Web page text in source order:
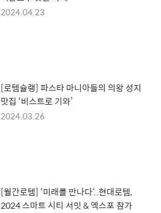
2024.04.23
[로템슐랭] 파스타 마니아들의 의왕 성지
맛집 ‘비스트로 기와’
2024.03.26
[월간로템] ‘미래를 만나다‘..현대로템,
2024 스마트 시티 서밋 & 엑스포 참가